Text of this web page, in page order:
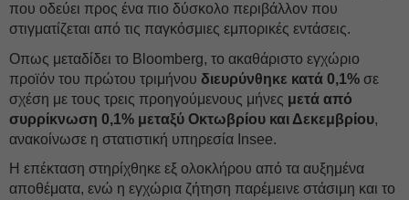
που οδεύει προς ένα πιο δύσκολο περιβάλλον που
στιγματίζεται από τις παγκόσμιες εμπορικές εντάσεις.
Οπως μεταδίδει το Bloomberg, το ακαθάριστο εγχώριο
προϊόν του πρώτου τριμήνου διευρύνθηκε κατά 0,1% σε
σχέση με τους τρεις προηγούμενους μήνες μετά από
συρρίκνωση 0,1% μεταξύ Οκτωβρίου και Δεκεμβρίου,
ανακοίνωσε η στατιστική υπηρεσία Insee.
Η επέκταση στηρίχθηκε εξ ολοκλήρου από τα αυξημένα
αποθέματα, ενώ η εγχώρια ζήτηση παρέμεινε στάσιμη και το